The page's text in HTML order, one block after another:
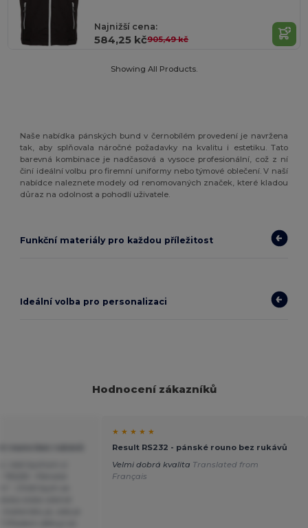
Najnižší cena:
584,25 kč905,49 kč
Showing All Products.
Naše nabídka pánských bund v černobílém provedení je navržena
tak, aby splňovala náročné požadavky na kvalitu i estetiku. Tato
barevná kombinace je nadčasová a vysoce profesionální, což z ní
činí ideální volbu pro firemní uniformy nebo týmové oblečení. V naší
nabídce naleznete modely od renomovaných značek, které kladou
důraz na odolnost a pohodlí uživatele.
Funkční materiály pro každou příležitost
Ideální volba pro personalizaci
Hodnocení zákazníků
★ ★ ★ ★ ★
Result RS232 - pánské rouno bez rukávů
Velmi dobrá kvalita Translated from
Français